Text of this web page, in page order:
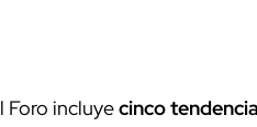
Foro incluyecinco